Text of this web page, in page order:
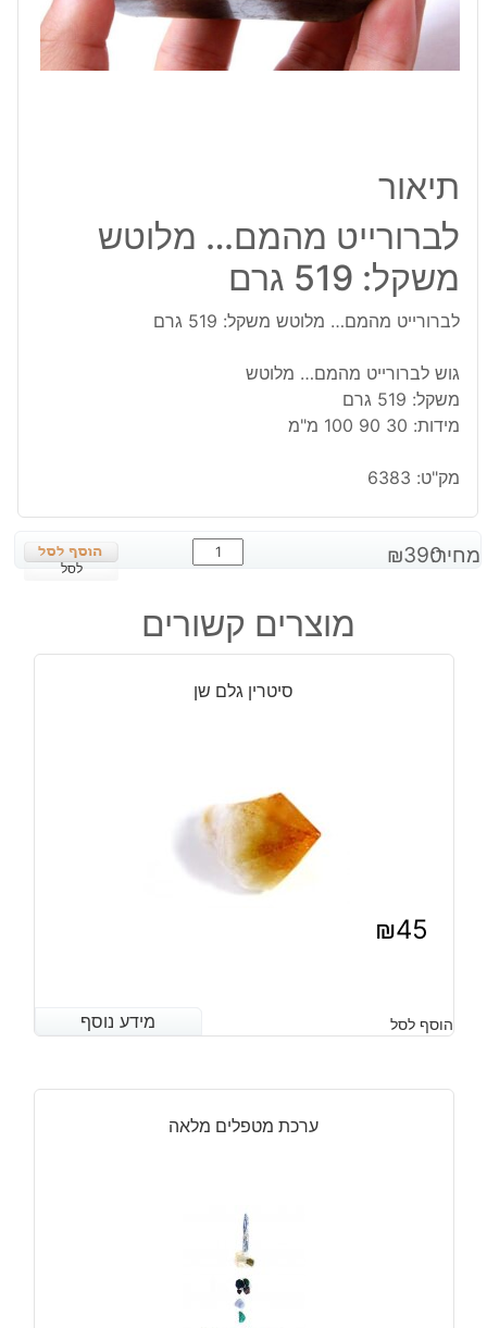
תיאור
לברורייט מהמם… מלוטש
משקל: 519 גרם
לברורייט מהמם… מלוטש משקל: 519 גרם
גוש לברורייט מהמם… מלוטש
משקל: 519 גרם
מידות: 30 90 100 מ"מ
מק"ט: 6383
מחיר: ₪390
כמות
של
מהמם...
מלוטש
519
לסל
מוצרים קשורים
סיטרין גלם שן
₪45
מידע נוסף הוסף לסל מידע נוסף
ערכת מטפלים מלאה